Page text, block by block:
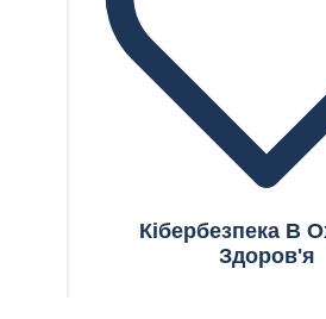
Кібербезпека В
Здоров'я